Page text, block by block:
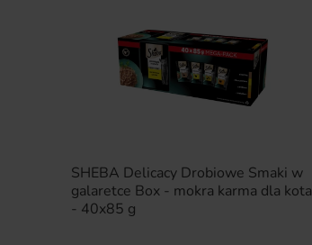
SHEBA Delicacy Drobiowe Smaki w
galaretce Box - mokra karma dla kota
- 40x85 g